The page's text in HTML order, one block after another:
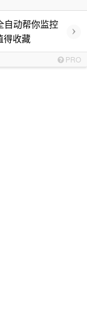
自动帮你监控
得收藏
›
PRO